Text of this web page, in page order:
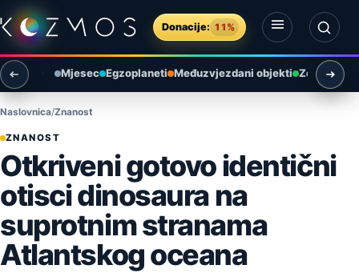
Preskoči na sadržaj
Donacije: 11%
Otvori izbornik
Otvori pretragu
Mjesec Egzoplaneti Međuzvjezdani objekti Zemlja i
Naslovnica Znanost
ZNANOST
Otkriveni gotovo identični
otisci dinosaura na
suprotnim stranama
Atlantskog oceana